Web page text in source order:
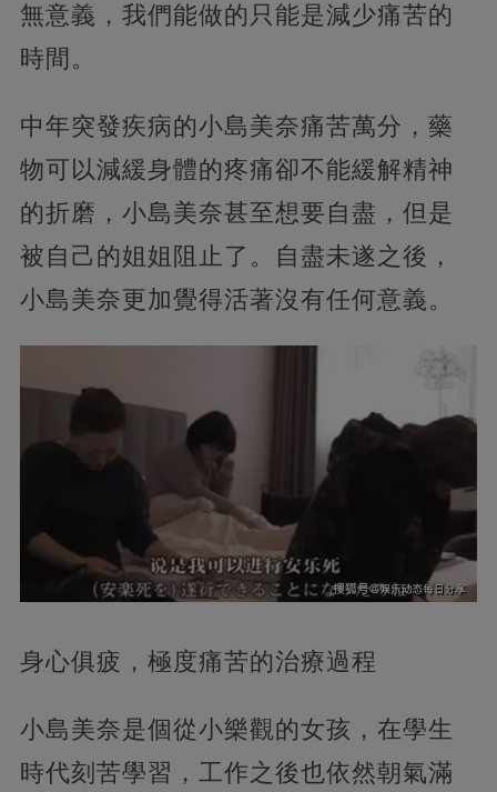
無意義，我們能做的只能是減少痛苦的
時間。
中年突發疾病的小島美奈痛苦萬分，藥
物可以減緩身體的疼痛卻不能緩解精神
的折磨，小島美奈甚至想要自盡，但是
被自己的姐姐阻止了。自盡未遂之後，
小島美奈更加覺得活著沒有任何意義。
身心俱疲，極度痛苦的治療過程
小島美奈是個從小樂觀的女孩，在學生
時代刻苦學習，工作之後也依然朝氣滿